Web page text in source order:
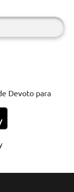
Devoto para